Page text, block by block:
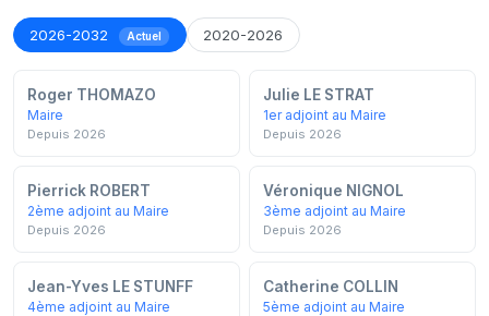
2026-2032 Actuel 2020-2026
Roger THOMAZO
Maire
Depuis 2026
Julie LE STRAT
1er adjoint au Maire
Depuis 2026
Pierrick ROBERT
2ème adjoint au Maire
Depuis 2026
Véronique NIGNOL
3ème adjoint au Maire
Depuis 2026
Jean-Yves LE STUNFF
4ème adjoint au Maire
Catherine COLLIN
5ème adjoint au Maire